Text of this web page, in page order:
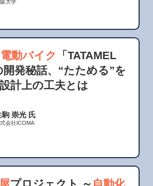
大学
動バイク
「TATAMEL
発秘話、“たためる”を
計上の工夫とは
駒 崇光 氏
会社ICOMA